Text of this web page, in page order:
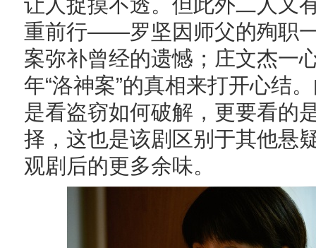
重前行——罗坚因师父的殉职
案弥补曾经的遗憾；庄文杰一
年“洛神案”的真相来打开心结
是看盗窃如何破解，更要看的
择，这也是该剧区别于其他悬
观剧后的更多余味。